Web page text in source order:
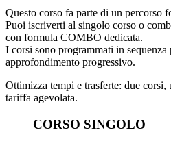
Questo corso fa parte di un percorso
Puoi iscriverti al singolo corso o
con formula COMBO dedicata.
I corsi sono programmati in sequenza
approfondimento progressivo.
Ottimizza tempi e trasferte: due corsi,
tariffa agevolata.
CORSO SINGOLO